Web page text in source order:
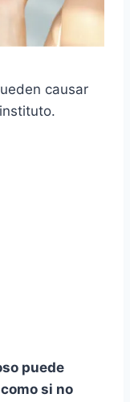
causar
puede
si no